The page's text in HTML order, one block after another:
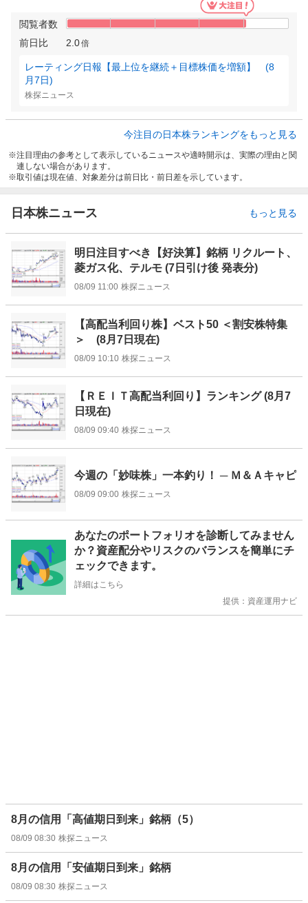
閲覧者数
前日比
2.0倍
レーティング日報【最上位を継続＋目標株価を増額】 (8
月7日)
株探ニュース
今注目の日本株ランキングをもっと見る
注目理由の参考として表示しているニュースや適時開示は、実際の理由と関
連しない場合があります。
取引値は現在値、対象差分は前日比・前日差を示しています。
日本株ニュース もっと見る
明日注目すべき【好決算】銘柄 リクルート、
菱ガス化、テルモ (7日引け後 発表分)
08/09 11:00 株探ニュース
【高配当利回り株】ベスト50 ＜割安株特集
＞ (8月7日現在)
08/09 10:10 株探ニュース
【ＲＥＩＴ高配当利回り】ランキング (8月7
日現在)
08/09 09:40 株探ニュース
今週の「妙味株」一本釣り！ ─ Ｍ＆Ａキャピ
08/09 09:00 株探ニュース
あなたのポートフォリオを診断してみません
か？資産配分やリスクのバランスを簡単にチ
ェックできます。
詳細はこちら
提供：資産運用ナビ
8月の信用「高値期日到来」銘柄（5）
08/09 08:30 株探ニュース
8月の信用「安値期日到来」銘柄
08/09 08:30 株探ニュース